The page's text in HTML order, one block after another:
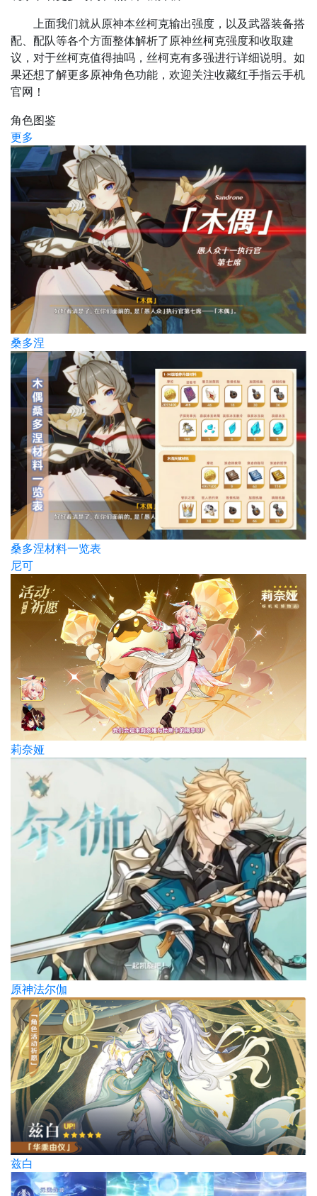
上面我们就从原神本丝柯克输出强度，以及武器装备搭
配、配队等各个方面整体解析了原神丝柯克强度和收取建
议，对于丝柯克值得抽吗，丝柯克有多强进行详细说明。如
果还想了解更多原神角色功能，欢迎关注收藏红手指云手机
官网！
角色图鉴
更多
桑多涅
桑多涅材料一览表
尼可
莉奈娅
原神法尔伽
兹白